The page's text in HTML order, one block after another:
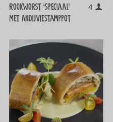
Rookworst ‘speciaal’
met andijviestamppot
4